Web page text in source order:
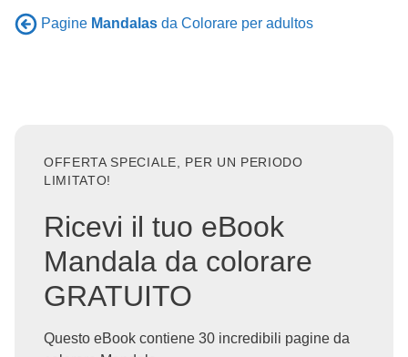
Pagine Mandalas da Colorare per adultos
OFFERTA SPECIALE, PER UN PERIODO
LIMITATO!
Ricevi il tuo eBook
Mandala da colorare
GRATUITO
Questo eBook contiene 30 incredibili pagine da